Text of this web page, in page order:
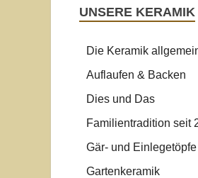
UNSERE KERAMIK
Die Keramik
Auflaufen & Backen
Dies und Das
Familientradition seit
Gär- und Einlegetöpfe
Gartenkeramik